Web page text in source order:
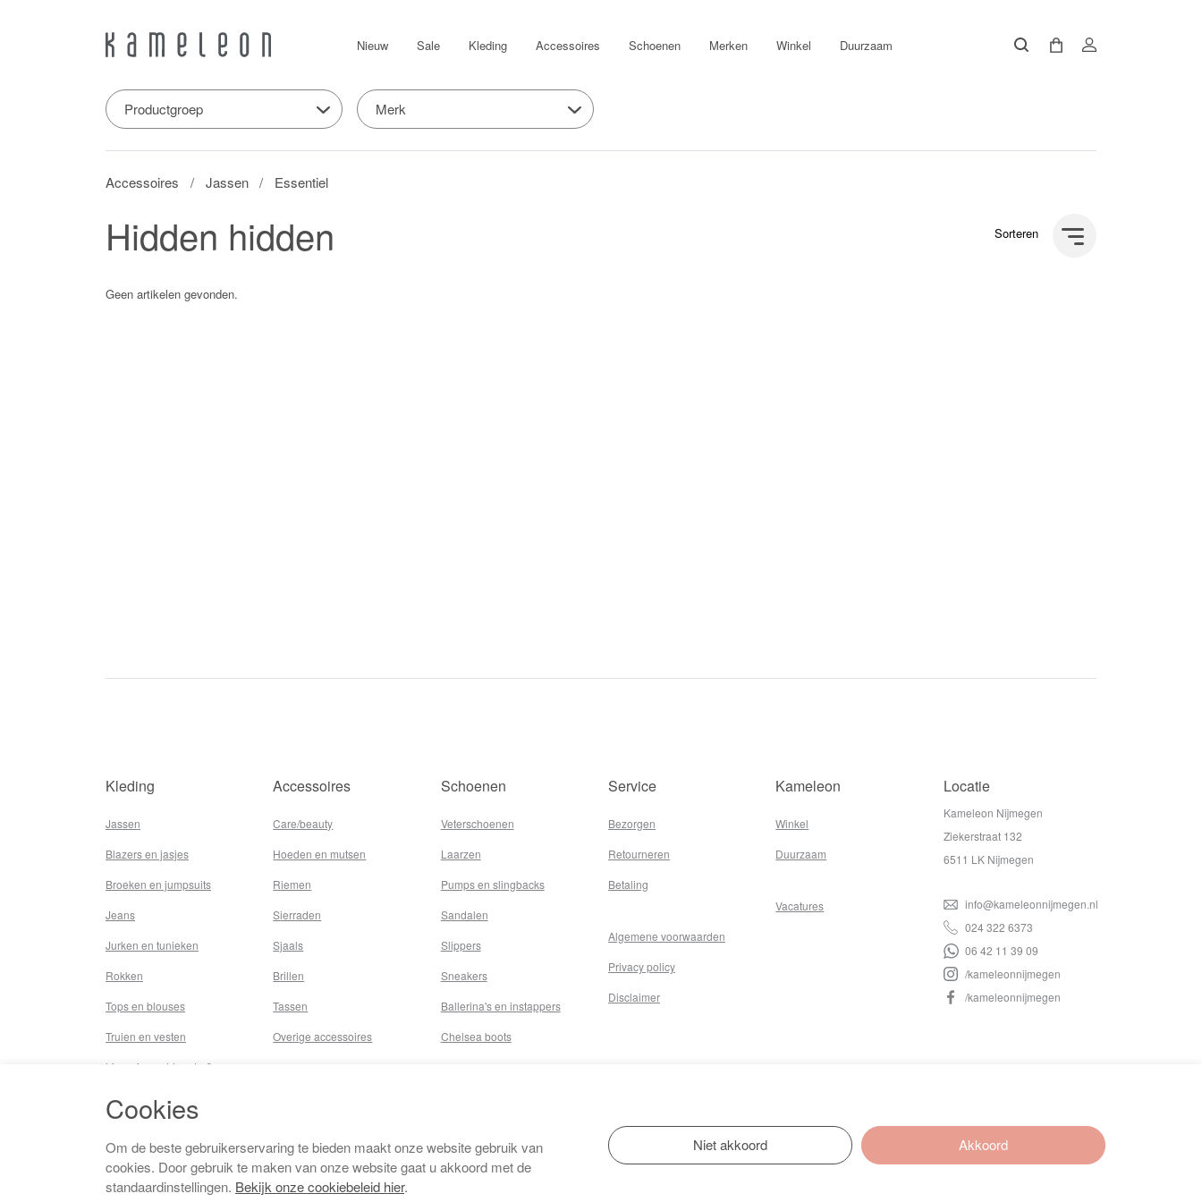
Nieuw Sale Kleding Accessoires Schoenen Merken Winkel Duurzaam
Productgroep Merk
Accessoires Jassen Essentiel
Hidden hidden Sorteren
Geen artikelen gevonden.
Kleding
Jassen
Blazers en jasjes
Broeken en jumpsuits
Jeans
Jurken en tunieken
Rokken
Tops en blouses
Truien en vesten
Lingerie,nachtmode &
Badkleding
Beenmode
Vermaakkosten
Accessoires
Care/beauty
Hoeden en mutsen
Riemen
Sierraden
Sjaals
Brillen
Tassen
Overige accessoires
Schoenen
Veterschoenen
Laarzen
Pumps en slingbacks
Sandalen
Slippers
Sneakers
Ballerina's en instappers
Chelsea boots
Service
Bezorgen
Retourneren
Betaling
Algemene voorwaarden
Privacy policy
Disclaimer
Kameleon
Winkel
Duurzaam
Vacatures
Locatie
Kameleon Nijmegen
Ziekerstraat 132
6511 LK Nijmegen
info@kameleonnijmegen.nl
024 322 6373
06 42 11 39 09
/kameleonnijmegen
/kameleonnijmegen
Cookies
Om de beste gebruikerservaring te bieden maakt onze website gebruik van
cookies. Door gebruik te maken van onze website gaat u akkoord met de
standaardinstellingen. Bekijk onze cookiebeleid hier.